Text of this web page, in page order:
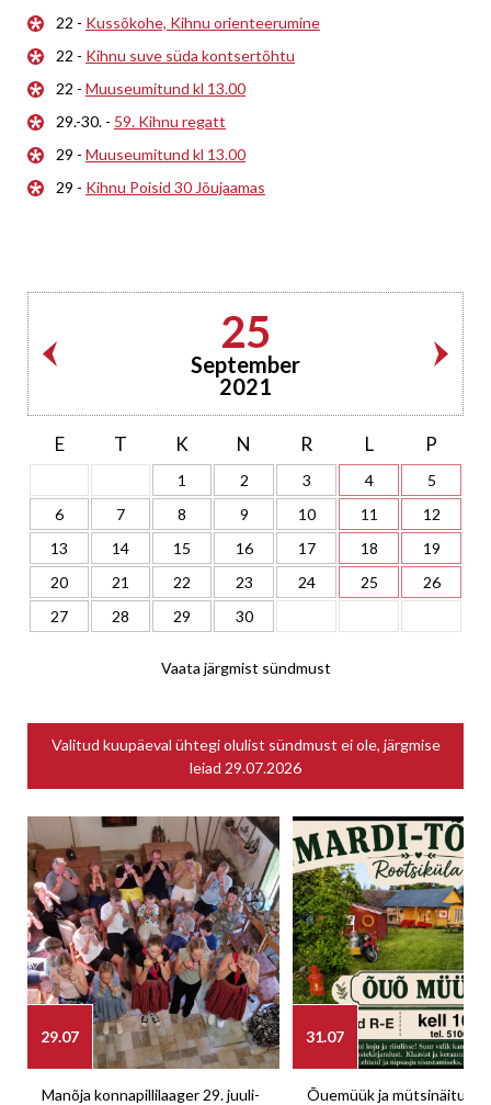
22 - Kussõkohe, Kihnu orienteerumine
22 - Kihnu suve süda kontsertõhtu
22 - Muuseumitund kl 13.00
29.-30. - 59. Kihnu regatt
29 - Muuseumitund kl 13.00
29 - Kihnu Poisid 30 Jõujaamas
25
September
2021
E T K N R L P
1 2 3 4
5
6
7 8 9 10 11
12
13
14 15 16 17 18
19
20
21 22 23 24 25
26
27
28 29 30
Vaata järgmist sündmust
Valitud kuupäeval ühtegi olulist sündmust ei ole, järgmise
leiad 29.07.2026
29.07
Manõja konnapillilaager 29. juuli-
31.07
Õuemüük ja mütsinäitus